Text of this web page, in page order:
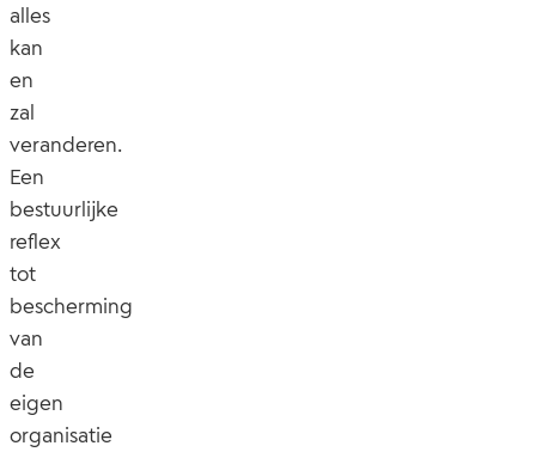
alles
kan
en
zal
veranderen.
Een
bestuurlijke
reflex
tot
bescherming
van
de
eigen
organisatie